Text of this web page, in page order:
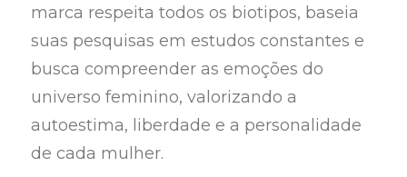
marca respeita todos os biotipos, baseia
suas pesquisas em estudos constantes e
busca compreender as emoções do
universo feminino, valorizando a
autoestima, liberdade e a personalidade
de cada mulher.